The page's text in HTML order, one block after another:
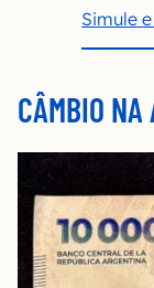
Simule
CÂMBIO